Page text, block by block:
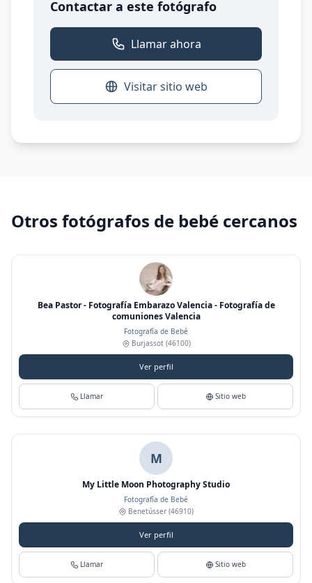
Contactar a este fotógrafo
Llamar ahora
Visitar sitio web
Otros fotógrafos de bebé cercanos
Bea Pastor - Fotografía Embarazo Valencia - Fotografía de
comuniones Valencia
Fotografía de Bebé
Burjassot(46100)
Ver perfil
Llamar Sitio web
M
My Little Moon Photography Studio
Fotografía de Bebé
Benetússer (46910)
Ver perfil
Llamar Sitio web